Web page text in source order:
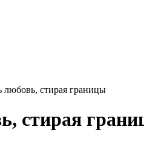
любовь, стирая границы
стирая